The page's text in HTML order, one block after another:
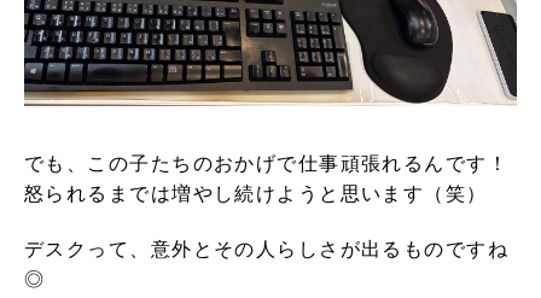
でも、この子たちのおかげで仕事頑張れるんです！
怒られるまでは増やし続けようと思います（笑）
デスクって、意外とその人らしさが出るものですね
◎